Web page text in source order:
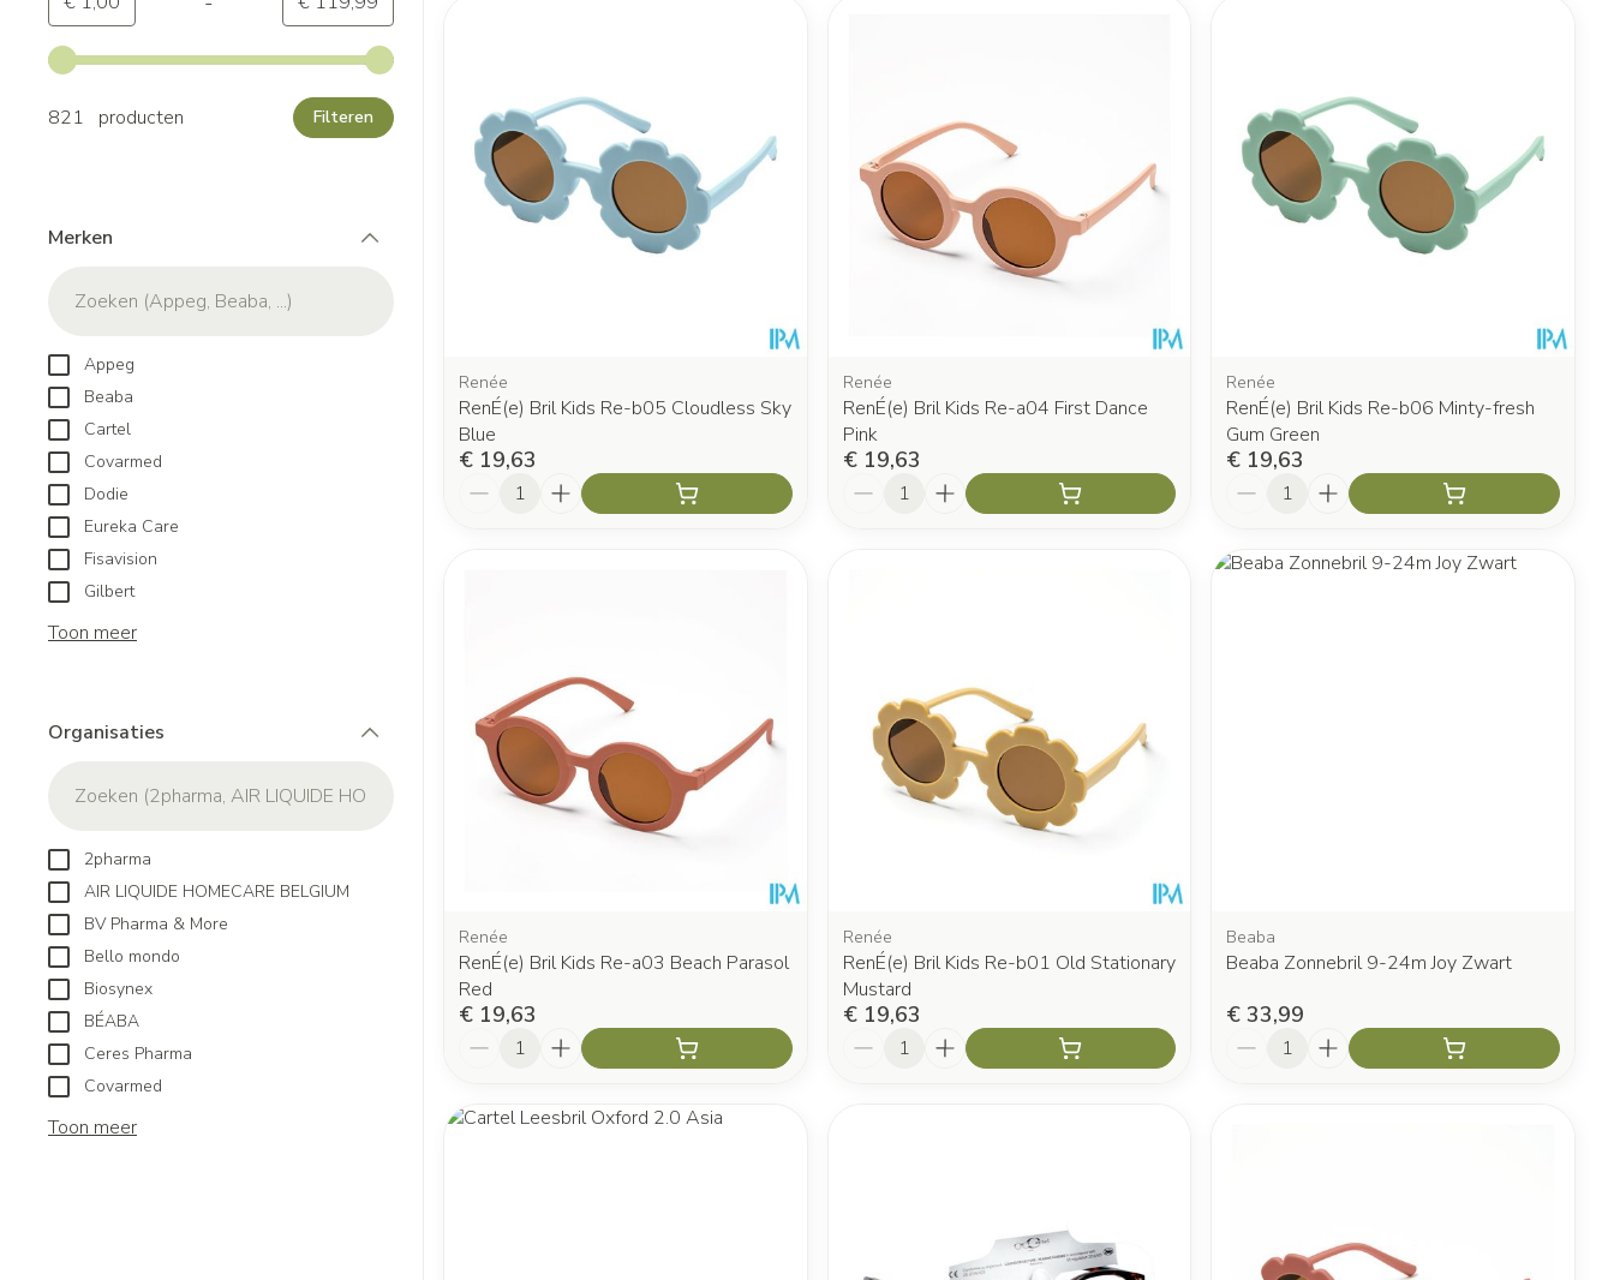
Gebruik de pijltjestoetsen links en rechts om de minimale en maximale prijswaarden aan te passen.
821 producten
Filteren
Merken
Appeg
Beaba
Cartel
Covarmed
Dodie
Eureka Care
Fisavision
Gilbert
Toon meer
Organisaties
2pharma
AIR LIQUIDE HOMECARE BELGIUM
BV Pharma & More
Bello mondo
Biosynex
BÉABA
Ceres Pharma
Covarmed
Toon meer
Renée
RenÉ(e) Bril Kids Re-b05 Cloudless Sky
Blue
€ 19,63
Aantal
Renée
RenÉ(e) Bril Kids Re-a04 First Dance
Pink
€ 19,63
Aantal
Renée
RenÉ(e) Bril Kids Re-b06 Minty-fresh
Gum Green
€ 19,63
Aantal
Renée
RenÉ(e) Bril Kids Re-a03 Beach Parasol
Red
€ 19,63
Aantal
Renée
RenÉ(e) Bril Kids Re-b01 Old Stationary
Mustard
€ 19,63
Aantal
Beaba
Beaba Zonnebril 9-24m Joy Zwart
€ 33,99
Aantal